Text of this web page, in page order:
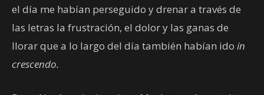
el día me habían perseguido y drenar a través de
las letras la frustración, el dolor y las ganas de
llorar que a lo largo del día también habían ido in
crescendo.